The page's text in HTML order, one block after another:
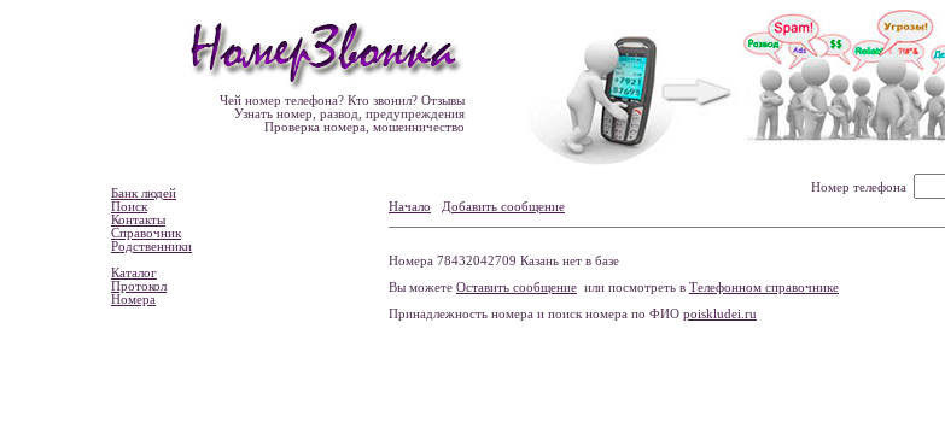
Чей номер телефона? Кто звонил? Отзывы
Узнать номер, развод, предупреждения
Проверка номера, мошенничество
Банк людей
Поиск
Контакты
Справочник
Родственники
Каталог
Протокол
Номера
Номер телефона
Начало
Добавить сообщение
Номера 78432042709 Казань нет в базе
Вы можете Оставить сообщение или посмотреть в Телефонном справочнике
Принадлежность номера и поиск номера по ФИО poiskludei.ru